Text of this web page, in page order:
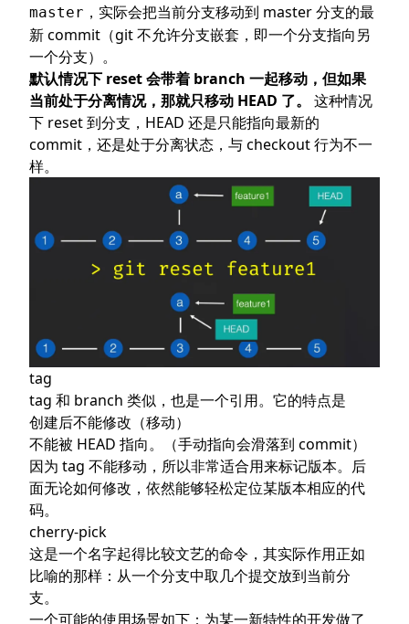
master ，实际会把当前分支移动到 master 分支的最
新 commit（git 不允许分支嵌套，即一个分支指向另
一个分支）。
默认情况下 reset 会带着 branch 一起移动，但如果
当前处于分离情况，那就只移动 HEAD 了。
这种情况
下 reset 到分支，HEAD 还是只能指向最新的
commit，还是处于分离状态，与 checkout 行为不一
样。
tag
tag 和 branch 类似，也是一个引用。它的特点是
创建后不能修改（移动）
不能被 HEAD 指向。（手动指向会滑落到 commit）
因为 tag 不能移动，所以非常适合用来标记版本。后
面无论如何修改，依然能够轻松定位某版本相应的代
码。
cherry-pick
这是一个名字起得比较文艺的命令，其实际作用正如
比喻的那样：从一个分支中取几个提交放到当前分
支。
一个可能的使用场景如下：为某一新特性的开发做了